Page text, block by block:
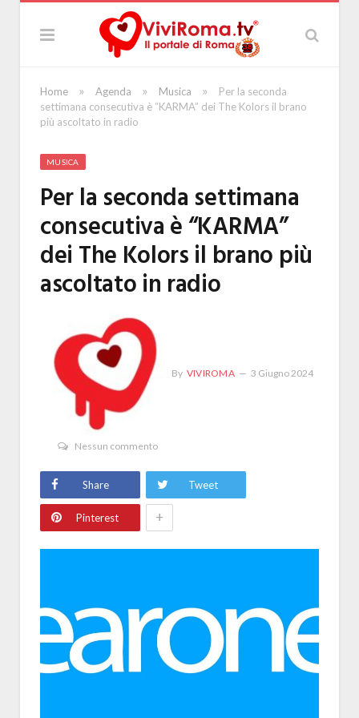
Home » Agenda » Musica »
Per la seconda
settimana consecutiva è “KARMA” dei The Kolors il brano
più ascoltato in radio
MUSICA
Per la seconda settimana
consecutiva è “KARMA”
dei The Kolors il brano più
ascoltato in radio
By VIVIROMA 3 Giugno 2024
Nessun commento
Share Tweet
Pinterest +